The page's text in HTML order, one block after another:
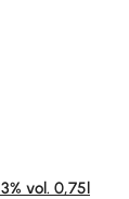
vol. 0,75l